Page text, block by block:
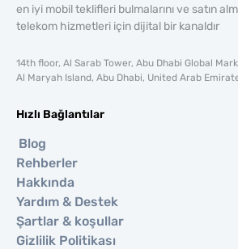
en iyi mobil teklifleri bulmalarını ve satın
telekom hizmetleri için dijital bir kanaldır
14th floor, Al Sarab Tower, Abu Dhabi Global
Al Maryah Island, Abu Dhabi, United Arab
Hızlı Bağlantılar
Blog
Rehberler
Hakkında
Yardım & Destek
Şartlar & koşullar
Gizlilik Politikası